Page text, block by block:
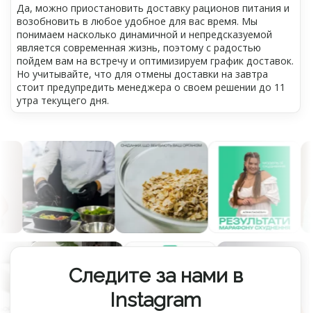
Да, можно приостановить доставку рационов питания и
возобновить в любое удобное для вас время. Мы
понимаем насколько динамичной и непредсказуемой
является современная жизнь, поэтому с радостью
пойдем вам на встречу и оптимизируем график доставок.
Но учитывайте, что для отмены доставки на завтра
стоит предупредить менеджера о своем решении до 11
утра текущего дня.
Следите за нами в
Instagram